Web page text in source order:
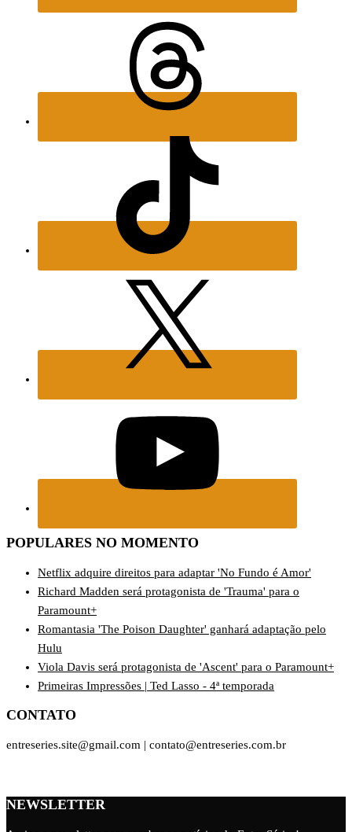
POPULARES NO MOMENTO
Netflix adquire direitos para adaptar 'No Fundo é Amor'
Richard Madden será protagonista de 'Trauma' para o
Paramount+
Romantasia 'The Poison Daughter' ganhará adaptação pelo
Hulu
Viola Davis será protagonista de 'Ascent' para o Paramount+
Primeiras Impressões | Ted Lasso - 4ª temporada
CONTATO
entreseries.site@gmail.com | contato@entreseries.com.br
NEWSLETTER